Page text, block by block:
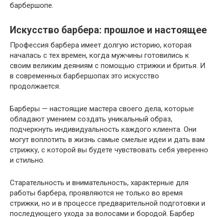
барбершопе.
Искусство барбера: прошлое и настоящее
Профессия барбера имеет долгую историю, которая
началась с тех времен, когда мужчины готовились к
своим великим деяниям с помощью стрижки и бритья. И
в современных барбершопах это искусство
продолжается.
Барберы — настоящие мастера своего дела, которые
обладают умением создать уникальный образ,
подчеркнуть индивидуальность каждого клиента. Они
могут воплотить в жизнь самые смелые идеи и дать вам
стрижку, с которой вы будете чувствовать себя уверенно
и стильно.
Старательность и внимательность, характерные для
работы барбера, проявляются не только во время
стрижки, но и в процессе предварительной подготовки и
последующего ухода за волосами и бородой. Барбер